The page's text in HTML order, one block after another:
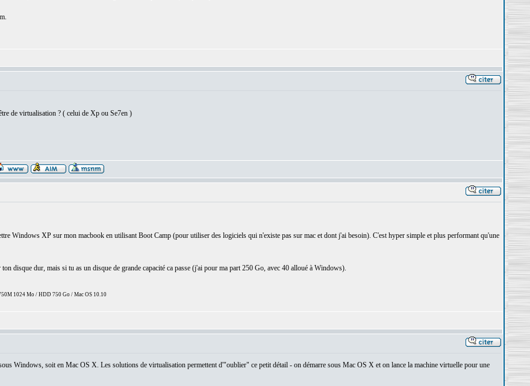
de virtualisation ? ( celui de Xp ou Se7en )
Windows XP sur mon macbook en utilisant Boot Camp (pour utiliser des logiciels qui n'existe pas sur mac et dont j'ai besoin). C'est hyper simple et plus performant qu'une
disque dur, mais si tu as un disque de grande capacité ca passe (j'ai pour ma part 250 Go, avec 40 alloué à Windows).
1024 Mo / HDD 750 Go / Mac OS 10.10
Windows, soit en Mac OS X. Les solutions de virtualisation permettent d'"oublier" ce petit détail - on démarre sous Mac OS X et on lance la machine virtuelle pour une